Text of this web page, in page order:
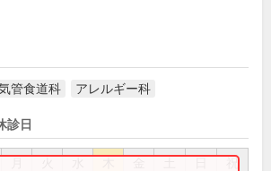
管食道科 アレルギー科
診日
祝